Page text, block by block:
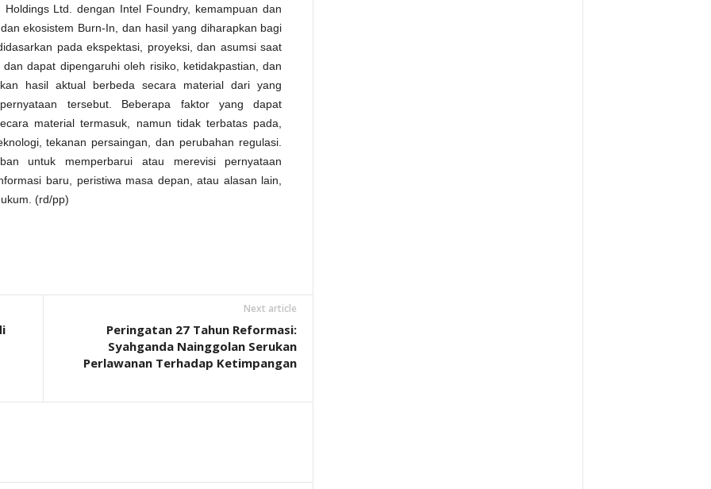
Ltd. dengan Intel Foundry, kemampuan dan
ekosistem Burn-In, dan hasil yang diharapkan bagi
pada ekspektasi, proyeksi, dan asumsi saat
dapat dipengaruhi oleh risiko, ketidakpastian, dan
hasil aktual berbeda secara material dari yang
tersebut. Beberapa faktor yang dapat
material termasuk, namun tidak terbatas pada,
tekanan persaingan, dan perubahan regulasi.
untuk memperbarui atau merevisi pernyataan
baru, peristiwa masa depan, atau alasan lain,
(rd/pp)
Next article
Peringatan 27 Tahun Reformasi:
Syahganda Nainggolan Serukan
Perlawanan Terhadap Ketimpangan